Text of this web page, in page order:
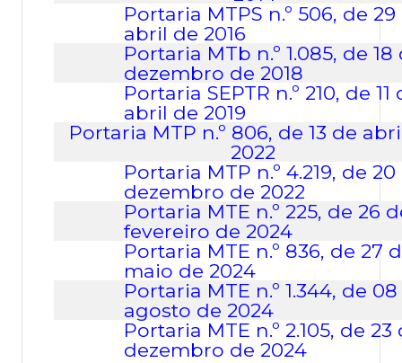
Portaria MTPS n.º 506, de 29
abril de 2016
Portaria MTb n.º 1.085, de 18
dezembro de 2018
Portaria SEPTR n.º 210, de 11
abril de 2019
Portaria MTP n.º 806, de 13 de
2022
Portaria MTP n.º 4.219, de 20
dezembro de 2022
Portaria MTE n.º 225, de 26
fevereiro de 2024
Portaria MTE n.º 836, de 27
maio de 2024
Portaria MTE n.º1.344, de 08
agosto de 2024
Portaria MTE n.º 2.105, de 23
dezembro de 2024